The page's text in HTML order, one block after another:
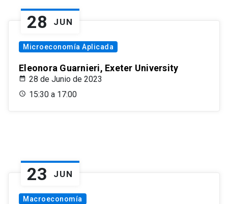
28 JUN
Microeconomía Aplicada
Eleonora Guarnieri, Exeter University
28 de Junio de 2023
15:30 a 17:00
23 JUN
Macroeconomía